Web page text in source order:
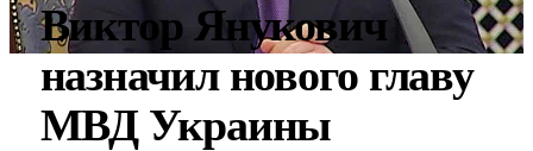
Виктор Янукович
назначил нового главу
МВД Украины